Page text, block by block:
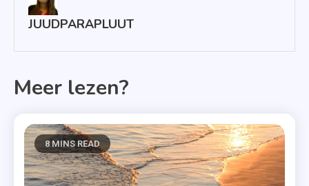
JUUDPARAPLUUT
Meer lezen?
8 MINS READ